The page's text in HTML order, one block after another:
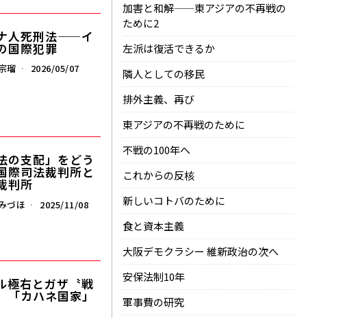
人死刑法——イ
国際犯罪
瑠 2026/05/07
の支配」をどう
際司法裁判所と
判所
づほ 2025/11/08
極右とガザ〝戦
「カハネ国家」
加害と和解——東アジアの不再戦の
ために2
左派は復活できるか
隣人としての移民
排外主義、再び
東アジアの不再戦のために
不戦の100年へ
これからの反核
新しいコトバのために
食と資本主義
大阪デモクラシー 維新政治の次へ
安保法制10年
軍事費の研究